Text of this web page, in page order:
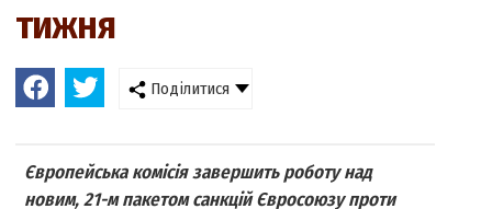
тижня
Поділитися
Європейська комісія завершить роботу над
новим, 21-м пакетом санкцій Євросоюзу проти